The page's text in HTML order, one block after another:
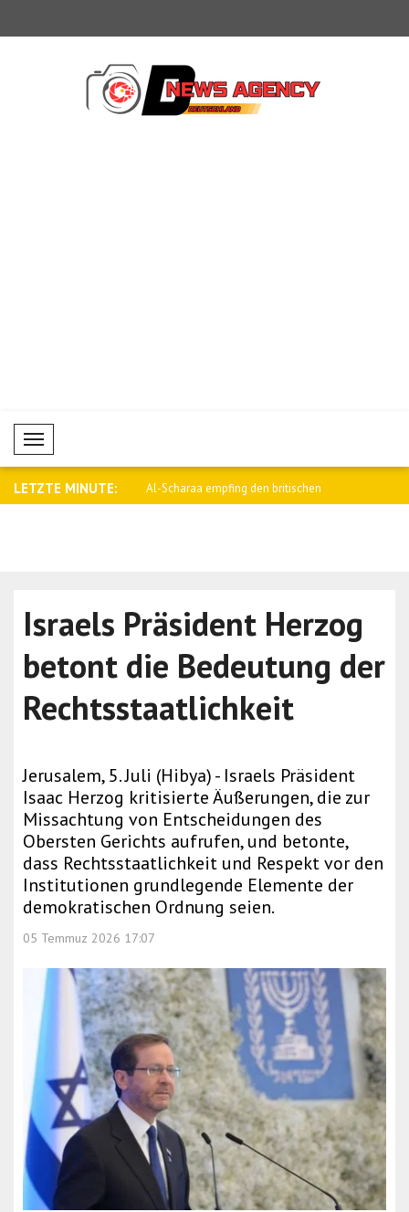
Mobil Menü
LETZTE MINUTE:
falschen Gerüchten ist Al-Scharaa empfing den britischen
Israels Präsident Herzog
betont die Bedeutung der
Rechtsstaatlichkeit
Jerusalem, 5. Juli (Hibya) - Israels Präsident
Isaac Herzog kritisierte Äußerungen, die zur
Missachtung von Entscheidungen des
Obersten Gerichts aufrufen, und betonte,
dass Rechtsstaatlichkeit und Respekt vor den
Institutionen grundlegende Elemente der
demokratischen Ordnung seien.
05 Temmuz 2026 17:07